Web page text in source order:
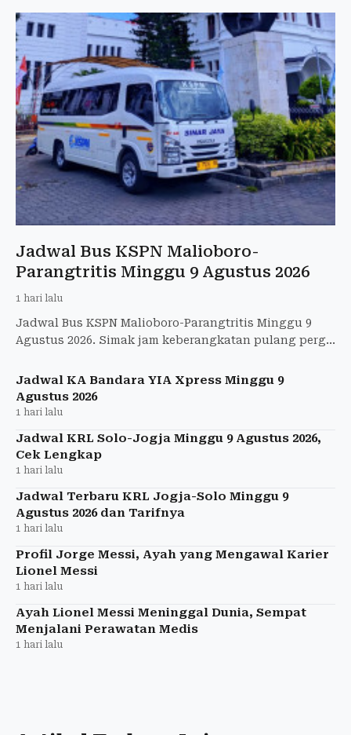
Jadwal Bus KSPN Malioboro-
Parangtritis Minggu 9 Agustus 2026
1 hari lalu
Jadwal Bus KSPN Malioboro-Parangtritis Minggu 9
Agustus 2026. Simak jam keberangkatan pulang pergi
Jadwal KA Bandara YIA Xpress Minggu 9
Agustus 2026
1 hari lalu
Jadwal KRL Solo-Jogja Minggu 9 Agustus 2026,
Cek Lengkap
1 hari lalu
Jadwal Terbaru KRL Jogja-Solo Minggu 9
Agustus 2026 dan Tarifnya
1 hari lalu
Profil Jorge Messi, Ayah yang Mengawal Karier
Lionel Messi
1 hari lalu
Ayah Lionel Messi Meninggal Dunia, Sempat
Menjalani Perawatan Medis
1 hari lalu